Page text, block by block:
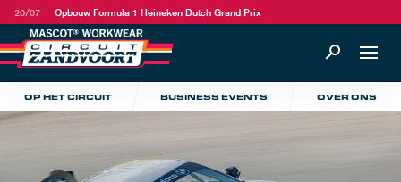
20/07 Opbouw Formula 1 Heineken Dutch Grand Prix
OP HET CIRCUIT BUSINESS EVENTS OVER ONS